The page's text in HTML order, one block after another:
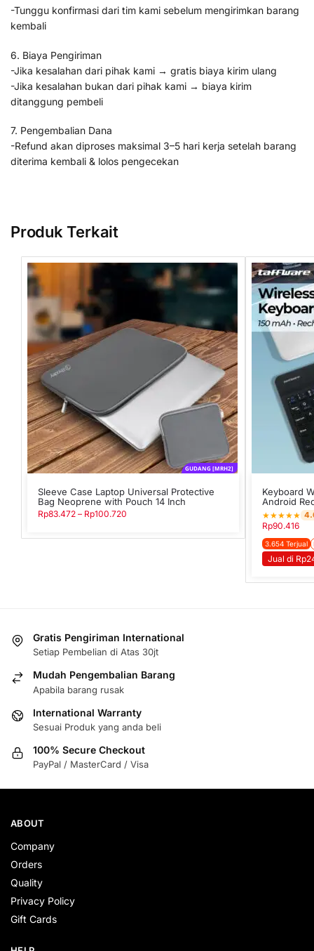
-Tunggu konfirmasi dari tim kami sebelum mengirimkan barang
kembali
6. Biaya Pengiriman
-Jika kesalahan dari pihak kami → gratis biaya kirim ulang
-Jika kesalahan bukan dari pihak kami → biaya kirim
ditanggung pembeli
7. Pengembalian Dana
-Refund akan diproses maksimal 3–5 hari kerja setelah barang
diterima kembali & lolos pengecekan
Produk Terkait
GUDANG [MRH2]
Sleeve Case Laptop Universal Protective
Bag Neoprene with Pouch 14 Inch
Rp83.472 – Rp100.720
Keyboard
Android
★★★★★
Rp90.416
3.654 Terjual
Jual di
Gratis Pengiriman International
Setiap Pembelian di Atas 30jt
Mudah Pengembalian Barang
Apabila barang rusak
International Warranty
Sesuai Produk yang anda beli
100% Secure Checkout
PayPal / MasterCard / Visa
ABOUT
Company
Orders
Quality
Privacy Policy
Gift Cards